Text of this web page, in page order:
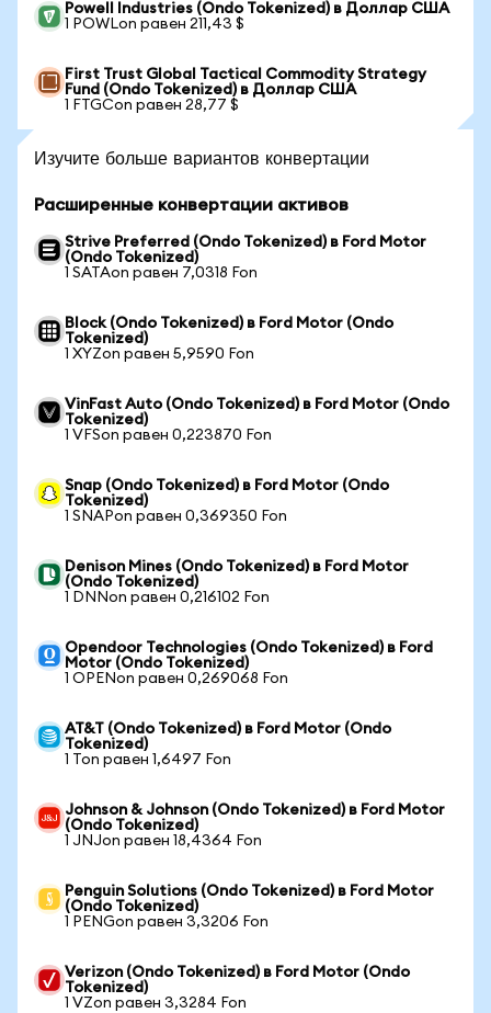
Powell Industries (Ondo Tokenized) в Доллар США
1 POWLon равен 211,43 $
First Trust Global Tactical Commodity Strategy
Fund (Ondo Tokenized) в Доллар США
1 FTGCon равен 28,77 $
Изучите больше вариантов конвертации
Расширенные конвертации активов
Strive Preferred (Ondo Tokenized) в Ford Motor
(Ondo Tokenized)
1 SATAon равен 7,0318 Fon
Block (Ondo Tokenized) в Ford Motor (Ondo
Tokenized)
1 XYZon равен 5,9590 Fon
VinFast Auto (Ondo Tokenized) в Ford Motor (Ondo
Tokenized)
1 VFSon равен 0,223870 Fon
Snap (Ondo Tokenized) в Ford Motor (Ondo
Tokenized)
1 SNAPon равен 0,369350 Fon
Denison Mines (Ondo Tokenized) в Ford Motor
(Ondo Tokenized)
1 DNNon равен 0,216102 Fon
Opendoor Technologies (Ondo Tokenized) в Ford
Motor (Ondo Tokenized)
1 OPENon равен 0,269068 Fon
AT&T (Ondo Tokenized) в Ford Motor (Ondo
Tokenized)
1 Ton равен 1,6497 Fon
Johnson & Johnson (Ondo Tokenized) в Ford Motor
(Ondo Tokenized)
1 JNJon равен 18,4364 Fon
Penguin Solutions (Ondo Tokenized) в Ford Motor
(Ondo Tokenized)
1 PENGon равен 3,3206 Fon
Verizon (Ondo Tokenized) в Ford Motor (Ondo
Tokenized)
1 VZon равен 3,3284 Fon